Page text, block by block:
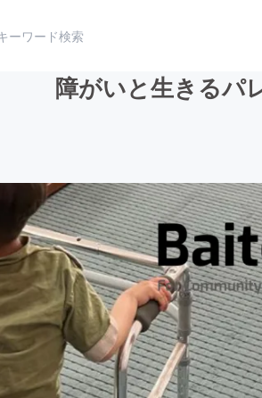
アート・写真 音
テクノロジー・ガジェット ゲ
映像・映画 書
ビジネス・起業 チ
障がいと生きるパ